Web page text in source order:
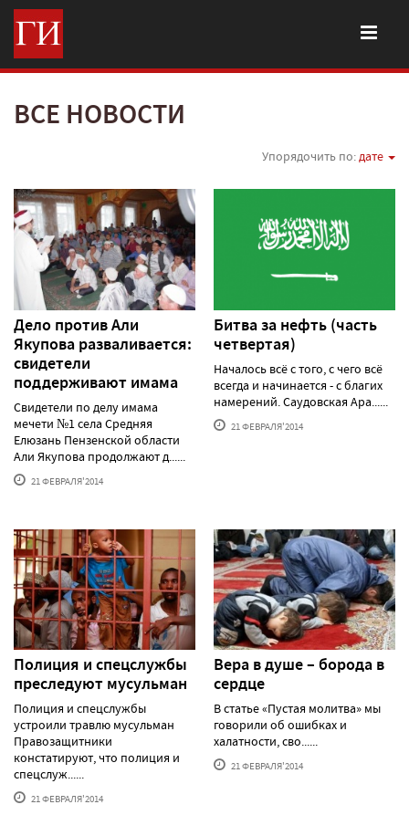
ВСЕ НОВОСТИ
Упорядочить по:дате
Дело против Али
Якупова разваливается:
свидетели
поддерживают имама
Свидетели по делу имама
мечети №1 села Средняя
Елюзань Пензенской области
Али Якупова продолжают д......
21 ФЕВРАЛЯ'2014
Битва за нефть (часть
четвертая)
Началось всё с того, с чего всё
всегда и начинается - с благих
намерений. Саудовская Ара......
21 ФЕВРАЛЯ'2014
Полиция и спецслужбы
преследуют мусульман
Полиция и спецслужбы
устроили травлю мусульман
Правозащитники
констатируют, что полиция и
спецслуж......
21 ФЕВРАЛЯ'2014
Вера в душе – борода в
сердце
В статье «Пустая молитва» мы
говорили об ошибках и
халатности, сво......
21 ФЕВРАЛЯ'2014